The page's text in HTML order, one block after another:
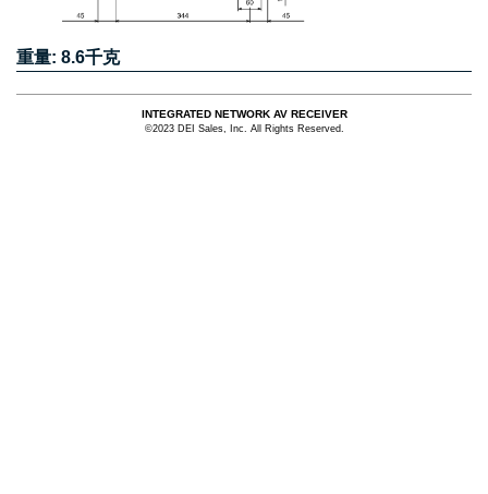
重量: 8.6千克
INTEGRATED NETWORK AV RECEIVER
©2023 DEI Sales, Inc. All Rights Reserved.